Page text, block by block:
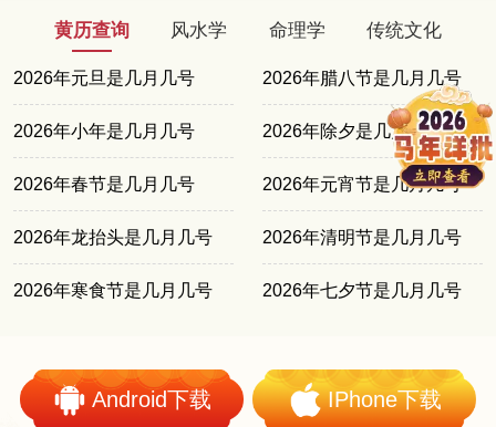
黄历查询 风水学 命理学 传统文化
2026年元旦是几月几号 2026年腊八节是几月几号
2026年小年是几月几号 2026年除夕是几月几号
2026年春节是几月几号 2026年元宵节是几月几号
2026年龙抬头是几月几号 2026年清明节是几月几号
2026年寒食节是几月几号 2026年七夕节是几月几号
Android下载 IPhone下载